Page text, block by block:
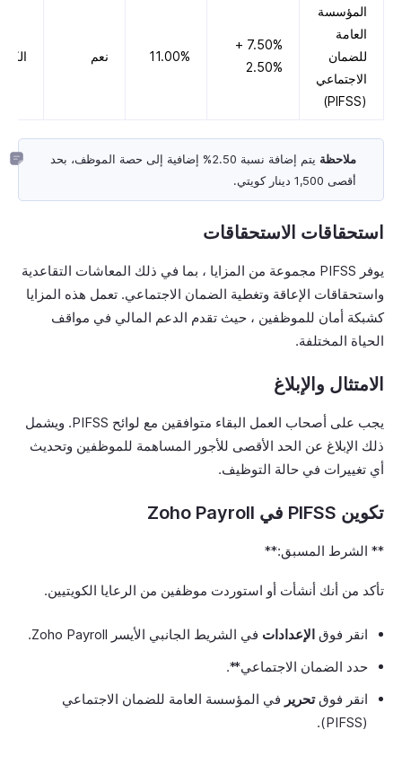
المؤسسة
العامة
للضمان
الاجتماعي
(PIFSS)
7.50% +
2.50%
11.00% نعم
ملاحظة
يتم إضافة نسبة 2.50% إضافية إلى حصة الموظف، بحد
أقصى 1,500 دينار كويتي.
استحقاقات الاستحقاقات
يوفر PIFSS مجموعة من المزايا ، بما في ذلك المعاشات التقاعدية
واستحقاقات الإعاقة وتغطية الضمان الاجتماعي. تعمل هذه المزايا
كشبكة أمان للموظفين ، حيث تقدم الدعم المالي في مواقف
الحياة المختلفة.
الامتثال والإبلاغ
يجب على أصحاب العمل البقاء متوافقين مع لوائح PIFSS. ويشمل
ذلك الإبلاغ عن الحد الأقصى للأجور المساهمة للموظفين وتحديث
أي تغييرات في حالة التوظيف.
تكوين PIFSS في Zoho Payroll
** الشرط المسبق:**
تأكد من أنك أنشأت أو استوردت موظفين من الرعايا الكويتيين.
انقر فوق الإعدادات في الشريط الجانبي الأيسر Zoho Payroll.
حدد الضمان الاجتماعي**.
انقر فوقتحرير في المؤسسة العامة للضمان الاجتماعي
(PIFSS).